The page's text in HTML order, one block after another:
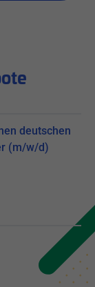
deutschen
(m/w/d)